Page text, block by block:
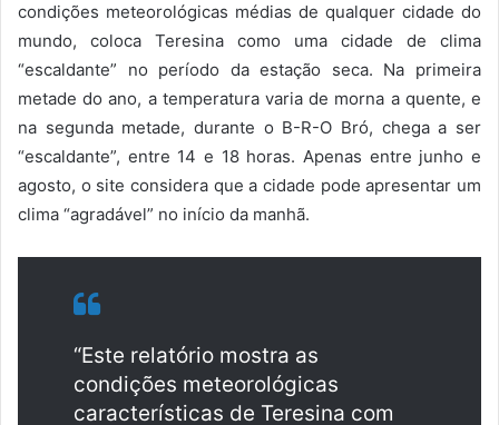
condições meteorológicas médias de qualquer cidade do
mundo, coloca Teresina como uma cidade de clima
“escaldante” no período da estação seca. Na primeira
metade do ano, a temperatura varia de morna a quente, e
na segunda metade, durante o B-R-O Bró, chega a ser
“escaldante”, entre 14 e 18 horas. Apenas entre junho e
agosto, o site considera que a cidade pode apresentar um
clima “agradável” no início da manhã.
“Este relatório mostra as
condições meteorológicas
características de Teresina com